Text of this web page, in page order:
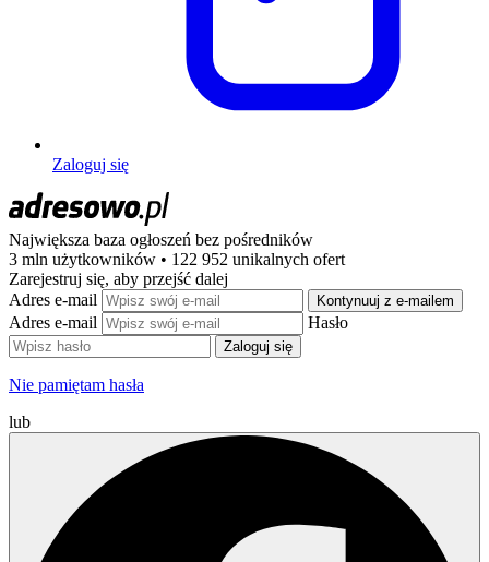
Zaloguj się
Największa baza ogłoszeń bez pośredników
3 mln użytkowników • 122 952 unikalnych ofert
Zarejestruj się, aby przejść dalej
Adres e-mail
Kontynuuj z e-mailem
Adres e-mail Hasło
Zaloguj się
Nie pamiętam hasła
lub